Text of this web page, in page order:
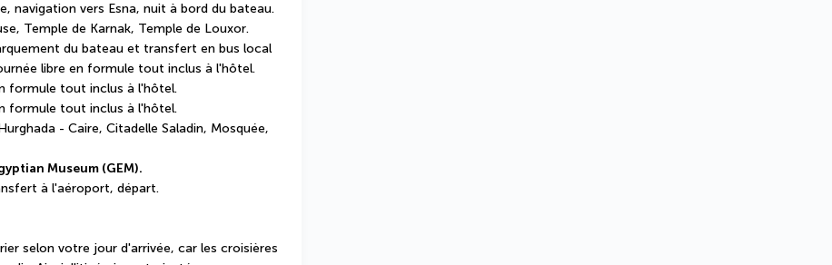
navigation vers Esna, nuit à bord du bateau.
Temple de Karnak, Temple de Louxor.
du bateau et transfert en bus local
libre en formule tout inclus à l'hôtel.
formule tout inclus à l'hôtel.
formule tout inclus à l'hôtel.
- Caire, Citadelle Saladin, Mosquée,
Museum (GEM).
à l'aéroport, départ.
selon votre jour d'arrivée, car les croisières